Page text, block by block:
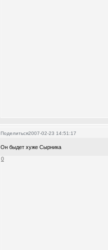
Поделиться2007-02-23 14:51:17
Он быдет хуже Сырника
0